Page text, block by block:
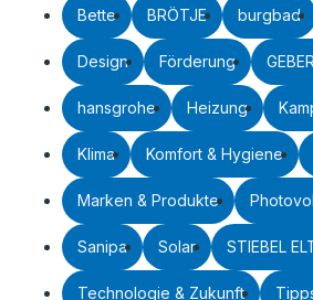
Bette BRÖTJE burgbad
Design Förderung
hansgrohe Heizung
Klima Komfort & Hygiene
Marken & Produkte
Sanipa Solar STIEBEL
Technologie & Zukunft